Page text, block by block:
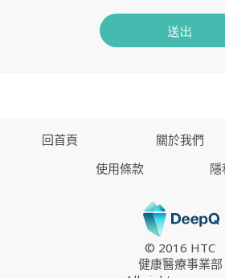
送出
回首頁 關於我們
使用條款
© 2016 HTC
健康醫療事業部